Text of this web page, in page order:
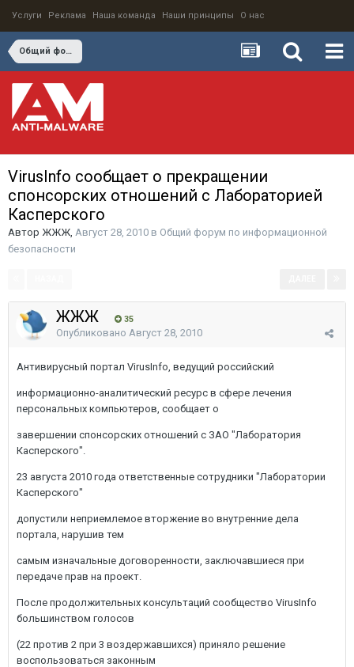
Услуги Реклама Наша команда Наши принципы О нас
Общий форум по информационной безопасности
VirusInfо сообщает о прекращении
спонсорских отношений с Лабораторией
Касперского
Автор ЖЖЖ, Август 28, 2010 в Общий форум по информационной
безопасности
ЖЖЖ 35
Опубликовано Август 28, 2010
Антивирусный портал VirusInfo, ведущий российский
информационно-аналитический ресурс в сфере лечения
персональных компьютеров, сообщает о
завершении спонсорских отношений с ЗАО "Лаборатория
Касперского".
23 августа 2010 года ответственные сотрудники "Лаборатории
Касперского"
допустили неприемлемое вторжение во внутренние дела
портала, нарушив тем
самым изначальные договоренности, заключавшиеся при
передаче прав на проект.
После продолжительных консультаций сообщество VirusInfo
большинством голосов
(22 против 2 при 3 воздержавшихся) приняло решение
воспользоваться законным